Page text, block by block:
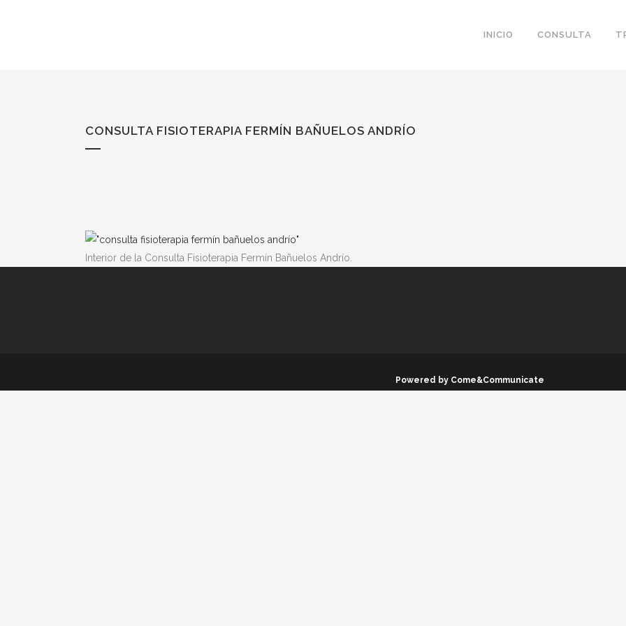
INICIO CONSULTA
CONSULTA FISIOTERAPIA FERMÍN BAÑUELOS ANDRÍO
Interior de la Consulta Fisioterapia Fermín Bañuelos Andrío.
Powered by Come&Communicate